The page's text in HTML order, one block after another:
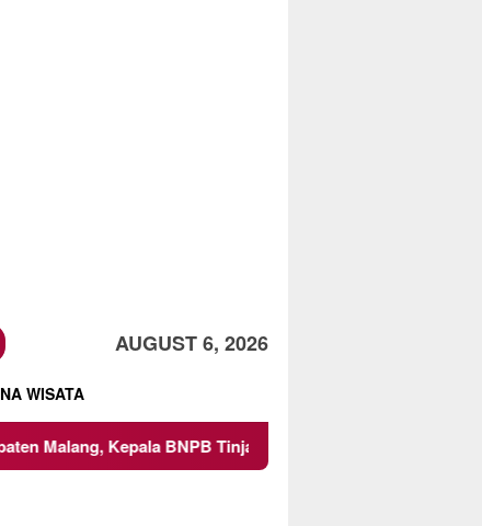
AUGUST 6, 2026
WISATA
BNPB Tinjau Langsung Lokasi